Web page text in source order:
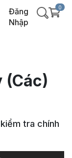
Đăng
Nhập
0
(Các)
tra chính